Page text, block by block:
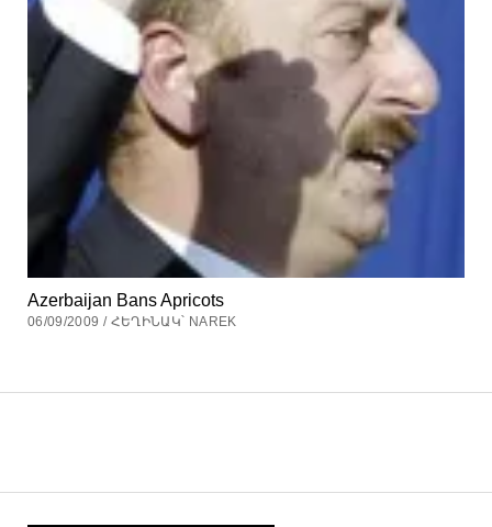
Azerbaijan Bans Apricots
06/09/2009 / ՀԵՂԻՆԱԿ՝ NAREK